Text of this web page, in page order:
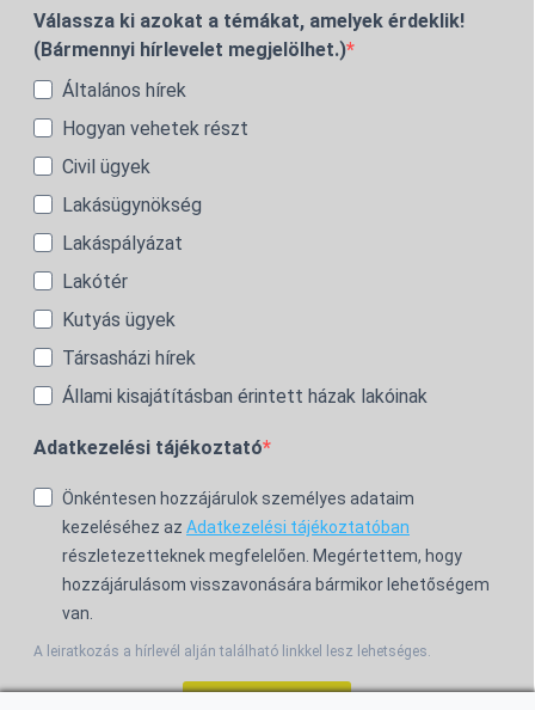
Válassza ki azokat a témákat, amelyek érdeklik!
(Bármennyi hírlevelet megjelölhet.)
Általános hírek
Hogyan vehetek részt
Civil ügyek
Lakásügynökség
Lakáspályázat
Lakótér
Kutyás ügyek
Társasházi hírek
Állami kisajátításban érintett házak lakóinak
Adatkezelési tájékoztató
Önkéntesen hozzájárulok személyes adataim
kezeléséhez az Adatkezelési tájékoztatóban
részletezetteknek megfelelően. Megértettem, hogy
hozzájárulásom visszavonására bármikor lehetőségem
van.
A leiratkozás a hírlevél alján található linkkel lesz lehetséges.